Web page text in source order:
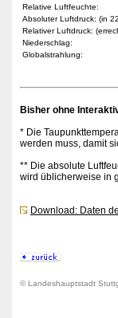
Relative Luftfeuchte:
Absoluter Luftdruck: (in
Relativer Luftdruck:
Niederschlag:
Globalstrahlung:
Bisher ohne
* Die
werden muss, damit
** Die absolute
wird üblicherweise in
Download: Daten
© Landeshauptstadt